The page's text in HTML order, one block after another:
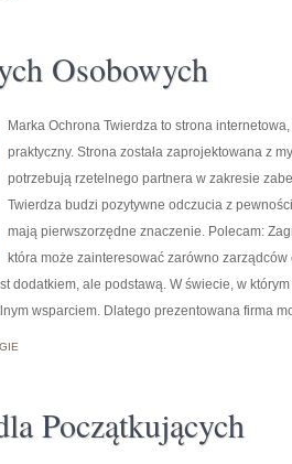
Osobowych
Marka Ochrona Twierdza to strona
praktyczny. Strona została zaprojektowana z
potrzebują rzetelnego partnera w zakresie
Twierdza budzi pozytywne odczucia z
mają pierwszorzędne znaczenie. Polecam:
która może zainteresować zarówno
dodatkiem, ale podstawą. W świecie, w
wsparciem. Dlatego prezentowana firma
Początkujących